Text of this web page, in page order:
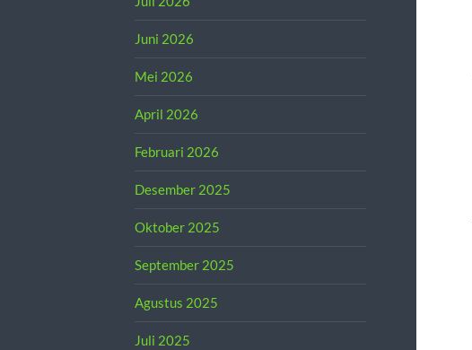
Juni 2026
Mei 2026
April 2026
Februari 2026
Desember 2025
Oktober 2025
September 2025
Agustus 2025
Juli 2025